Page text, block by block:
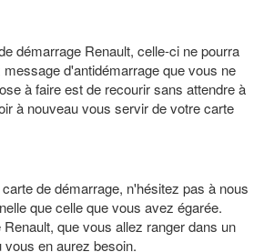
démarrage Renault, celle-ci ne pourra
d'antidémarrage que vous ne
à faire est de recourir sans attendre à
à nouveau vous servir de votre carte
de démarrage, n'hésitez pas à nous
que celle que vous avez égarée.
que vous allez ranger dans un
en aurez besoin.